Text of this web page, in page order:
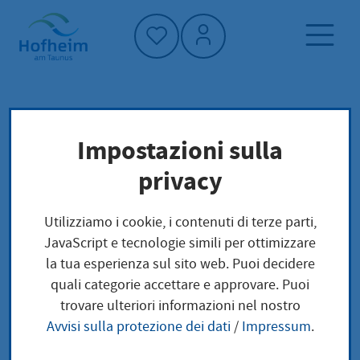
Home"
Pagina iniziale
Trova servizi
Preoccupazioni locali
Kindesunterhalt - Festsetzung im
Kindesunterhalt -
Festsetzung im
Impostazioni sulla
privacy
Utilizziamo i cookie, i contenuti di terze parti,
JavaScript e tecnologie simili per ottimizzare
la tua esperienza sul sito web. Puoi decidere
quali categorie accettare e approvare. Puoi
trovare ulteriori informazioni nel nostro
Avvisi sulla protezione dei dati/ Impressum.